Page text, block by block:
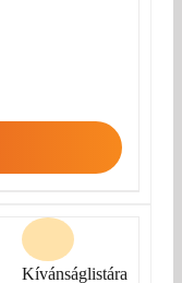
Kívánságlistára